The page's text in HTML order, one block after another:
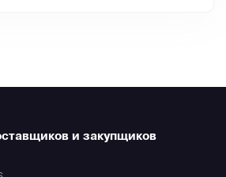
и закупщиков